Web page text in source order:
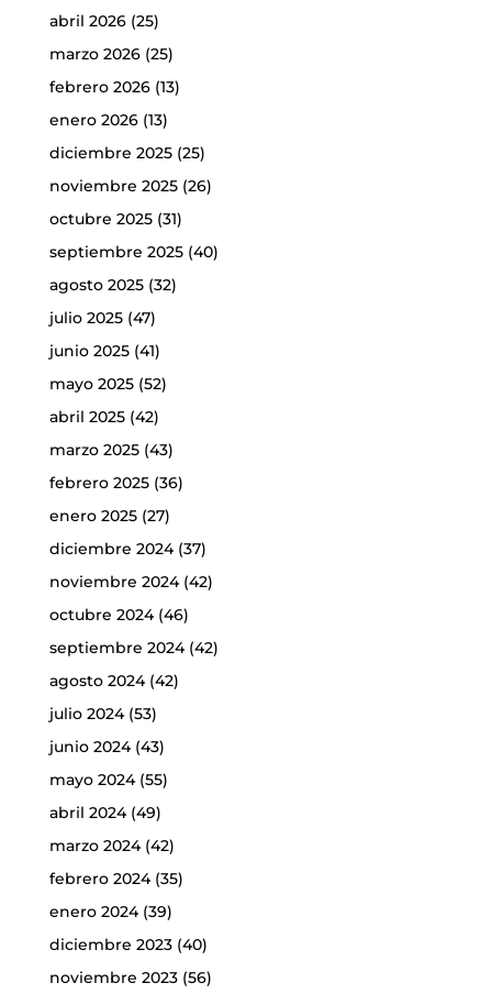
abril 2026(25)
marzo 2026(25)
febrero 2026(13)
enero 2026(13)
diciembre 2025(25)
noviembre 2025(26)
octubre 2025(31)
septiembre 2025(40)
agosto 2025(32)
julio 2025(47)
junio 2025(41)
mayo 2025(52)
abril 2025(42)
marzo 2025(43)
febrero 2025(36)
enero 2025(27)
diciembre 2024(37)
noviembre 2024(42)
octubre 2024(46)
septiembre 2024(42)
agosto 2024(42)
julio 2024(53)
junio 2024(43)
mayo 2024(55)
abril 2024(49)
marzo 2024(42)
febrero 2024(35)
enero 2024(39)
diciembre 2023(40)
noviembre 2023(56)